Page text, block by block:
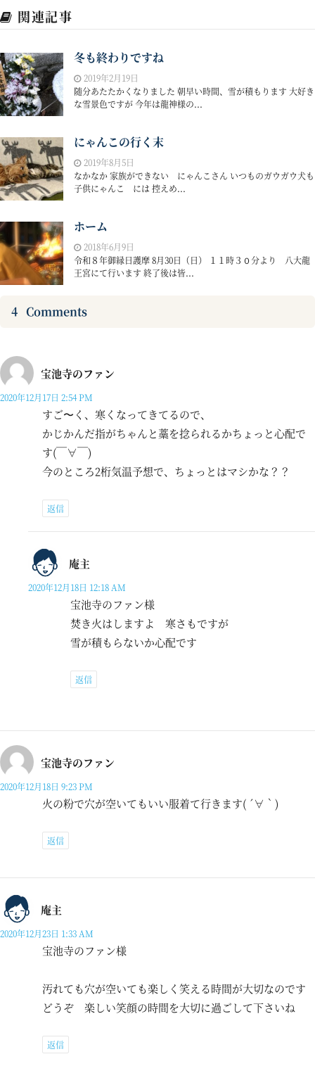
関連記事
冬も終わりですね
2019年2月19日
随分あたたかくなりました 朝早い時間、雪が積もります 大好き
な雪景色ですが 今年は龍神様の...
にゃんこの行く末
2019年8月5日
なかなか 家族ができない にゃんこさん いつものガウガウ犬も
子供にゃんこ には 控えめ...
ホーム
2018年6月9日
令和８年御縁日護摩 8月30日（日） １１時３０分より 八大龍
王宮にて行います 終了後は皆...
4 Comments
宝池寺のファン
2020年12月17日 2:54 PM
すご〜く、寒くなってきてるので、
かじかんだ指がちゃんと藁を捻られるかちょっと心配で
す(￣∀￣)
今のところ2桁気温予想で、ちょっとはマシかな？？
返信
庵主
2020年12月18日 12:18 AM
宝池寺のファン様
焚き火はしますよ 寒さもですが
雪が積もらないか心配です
返信
宝池寺のファン
2020年12月18日 9:23 PM
火の粉で穴が空いてもいい服着て行きます( ´∀｀)
返信
庵主
2020年12月23日 1:33 AM
宝池寺のファン様
汚れても穴が空いても楽しく笑える時間が大切なのです
どうぞ 楽しい笑顔の時間を大切に過ごして下さいね
返信